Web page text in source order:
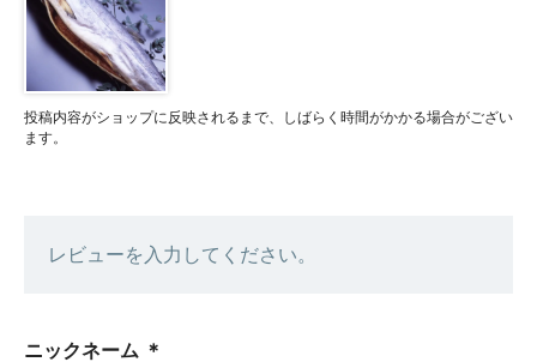
投稿内容がショップに反映されるまで、しばらく時間がかかる場合がござい
ます。
レビューを入力してください。
ニックネーム ＊